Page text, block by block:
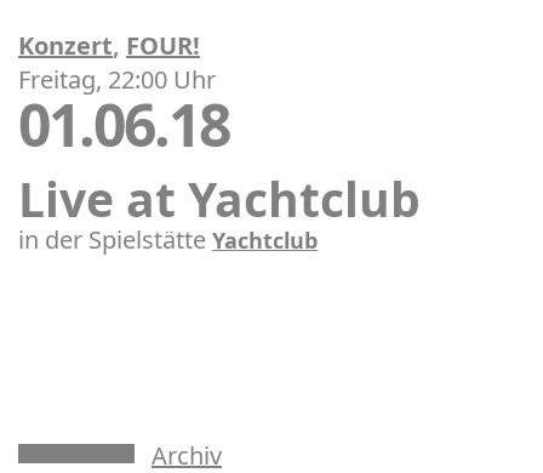
Konzert, FOUR!
Freitag, 22:00 Uhr
01.06.18
Live at Yachtclub
in der Spielstätte Yachtclub
Archiv